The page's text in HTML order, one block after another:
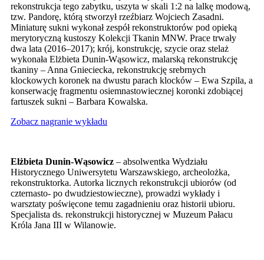
rekonstrukcja tego zabytku, uszyta w skali 1:2 na lalkę modową,
tzw. Pandorę, którą stworzył rzeźbiarz Wojciech Zasadni.
Miniaturę sukni wykonał zespół rekonstruktorów pod opieką
merytoryczną kustoszy Kolekcji Tkanin MNW. Prace trwały
dwa lata (2016–2017); krój, konstrukcję, szycie oraz stelaż
wykonała Elżbieta Dunin-Wąsowicz, malarską rekonstrukcję
tkaniny – Anna Gnieciecka, rekonstrukcję srebrnych
klockowych koronek na dwustu parach klocków – Ewa Szpila, a
konserwację fragmentu osiemnastowiecznej koronki zdobiącej
fartuszek sukni – Barbara Kowalska.
Zobacz nagranie wykładu
Elżbieta Dunin-Wąsowicz – absolwentka Wydziału
Historycznego Uniwersytetu Warszawskiego, archeolożka,
rekonstruktorka. Autorka licznych rekonstrukcji ubiorów (od
czternasto- po dwudziestowieczne), prowadzi wykłady i
warsztaty poświęcone temu zagadnieniu oraz historii ubioru.
Specjalista ds. rekonstrukcji historycznej w Muzeum Pałacu
Króla Jana III w Wilanowie.